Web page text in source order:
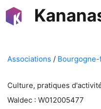
Associations /
Culture, pratiques
Waldec : W012005477